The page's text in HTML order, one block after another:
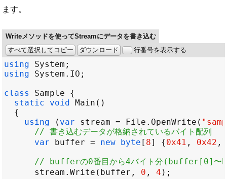
ます。
Writeメソッドを使ってStreamにデータを書き込む
すべて選択してコピー
ダウンロード 行番号を表示する
using System
using
System . IO
class
Sample
static
void Main
using ( var stream = File . OpenWrite (
// 書き込むデータが格納されているバイト配列
var
buffer = new byte [ 8] {0x41 , 0x42 ,
// bufferの0番目から4バイト分(buffer[0]〜
stream . Write ( buffer , 0 , 4